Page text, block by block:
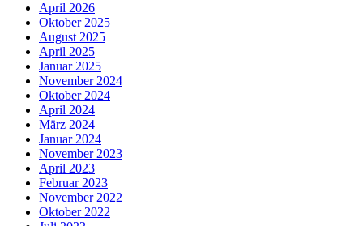
April 2026
Oktober 2025
August 2025
April 2025
Januar 2025
November 2024
Oktober 2024
April 2024
März 2024
Januar 2024
November 2023
April 2023
Februar 2023
November 2022
Oktober 2022